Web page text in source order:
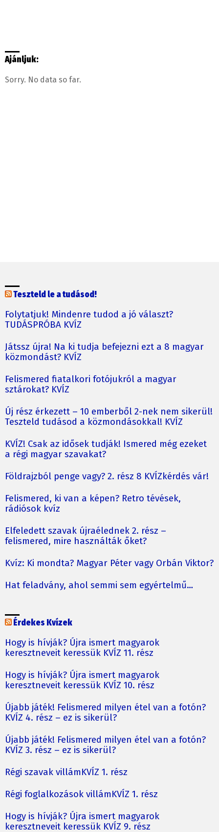
Ajánljuk:
Sorry. No data so far.
Teszteld le a tudásod!
Folytatjuk! Mindenre tudod a jó választ?
TUDÁSPRÓBA KVÍZ
Játssz újra! Na ki tudja befejezni ezt a 8 magyar
közmondást? KVÍZ
Felismered fiatalkori fotójukról a magyar
sztárokat? KVÍZ
Új rész érkezett – 10 emberből 2-nek nem sikerül!
Teszteld tudásod a közmondásokkal! KVÍZ
KVÍZ! Csak az idősek tudják! Ismered még ezeket
a régi magyar szavakat?
Földrajzból penge vagy? 2. rész 8 KVÍZkérdés vár!
Felismered, ki van a képen? Retro tévések,
rádiósok kvíz
Elfeledett szavak újraélednek 2. rész –
felismered, mire használták őket?
Kvíz: Ki mondta? Magyar Péter vagy Orbán Viktor?
Hat feladvány, ahol semmi sem egyértelmű…
Érdekes Kvízek
Hogy is hívják? Újra ismert magyarok
keresztneveit keressük KVÍZ 11. rész
Hogy is hívják? Újra ismert magyarok
keresztneveit keressük KVÍZ 10. rész
Újabb játék! Felismered milyen étel van a fotón?
KVÍZ 4. rész – ez is sikerül?
Újabb játék! Felismered milyen étel van a fotón?
KVÍZ 3. rész – ez is sikerül?
Régi szavak villámKVÍZ 1. rész
Régi foglalkozások villámKVÍZ 1. rész
Hogy is hívják? Újra ismert magyarok
keresztneveit keressük KVÍZ 9. rész